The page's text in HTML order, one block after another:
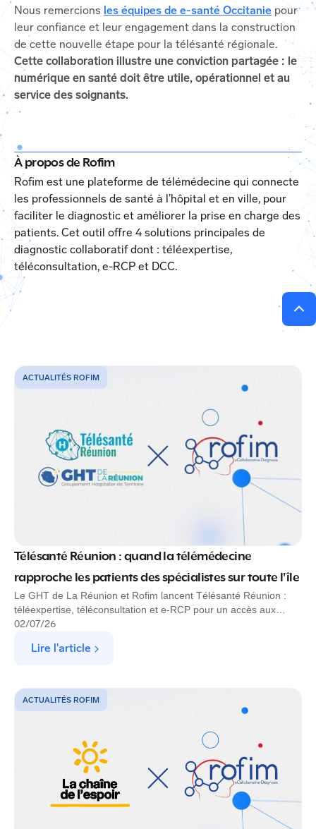
Nous remercions les équipes de e-santé Occitanie pour
leur confiance et leur engagement dans la construction
de cette nouvelle étape pour la télésanté régionale.
Cette collaboration illustre une conviction partagée : le
numérique en santé doit être utile, opérationnel et au
service des soignants.
À propos de Rofim
Rofim est une plateforme de télémédecine qui connecte
les professionnels de santé à l’hôpital et en ville, pour
faciliter le diagnostic et améliorer la prise en charge des
patients. Cet outil offre 4 solutions principales de
diagnostic collaboratif dont : téléexpertise,
téléconsultation, e-RCP et DCC.
ACTUALITÉS ROFIM
Télésanté Réunion : quand la télémédecine
rapproche les patients des spécialistes sur toute l'île
Le GHT de La Réunion et Rofim lancent Télésanté Réunion :
téléexpertise, téléconsultation et e-RCP pour un accès aux
spécialistes partout sur l'île.
02/07/26
Lire l'article
ACTUALITÉS ROFIM